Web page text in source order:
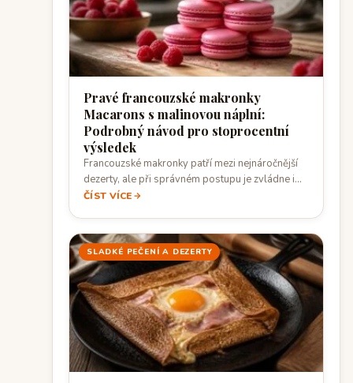
Pravé francouzské makronky
Macarons s malinovou náplní:
Podrobný návod pro stoprocentní
výsledek
Francouzské makronky patří mezi nejnáročnější
dezerty, ale při správném postupu je zvládne i
domácí…
ČÍST VÍCE
SLADKÉ PEČENÍ A DEZERTY